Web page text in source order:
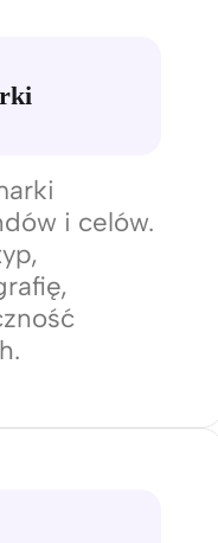
określając